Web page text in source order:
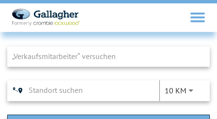
Job Search Page
10 KM